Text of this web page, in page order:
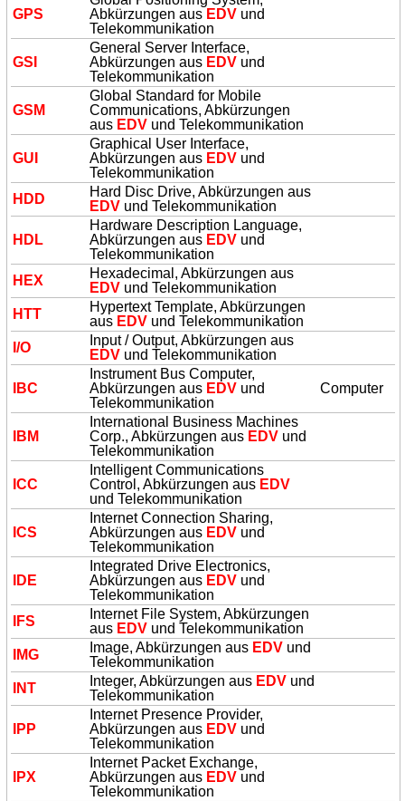
GPS
Abkürzungen aus EDV und
Telekommunikation
GSI
General Server Interface,
Abkürzungen aus EDV und
Telekommunikation
GSM
Global Standard for Mobile
Communications, Abkürzungen
aus EDV und Telekommunikation
GUI
Graphical User Interface,
Abkürzungen aus EDV und
Telekommunikation
HDD
Hard Disc Drive, Abkürzungen aus
EDV und Telekommunikation
HDL
Hardware Description Language,
Abkürzungen aus EDV und
Telekommunikation
HEX
Hexadecimal, Abkürzungen aus
EDV und Telekommunikation
HTT
Hypertext Template, Abkürzungen
aus EDV und Telekommunikation
I/O
Input / Output, Abkürzungen aus
EDV und Telekommunikation
IBC
Instrument Bus Computer,
Abkürzungen aus EDV und
Telekommunikation
Computer
IBM
International Business Machines
Corp., Abkürzungen aus EDV und
Telekommunikation
ICC
Intelligent Communications
Control, Abkürzungen aus EDV
und Telekommunikation
ICS
Internet Connection Sharing,
Abkürzungen aus EDV und
Telekommunikation
IDE
Integrated Drive Electronics,
Abkürzungen aus EDV und
Telekommunikation
IFS
Internet File System, Abkürzungen
aus EDV und Telekommunikation
IMG
Image, Abkürzungen aus EDV und
Telekommunikation
INT
Integer, Abkürzungen aus EDV und
Telekommunikation
IPP
Internet Presence Provider,
Abkürzungen aus EDV und
Telekommunikation
IPX
Internet Packet Exchange,
Abkürzungen aus EDV und
Telekommunikation